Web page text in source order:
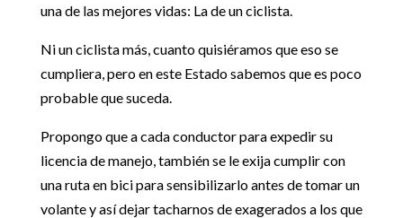
una de las mejores vidas: La de un ciclista.
Ni un ciclista más, cuanto quisiéramos que eso se
cumpliera, pero en este Estado sabemos que es poco
probable que suceda.
Propongo que a cada conductor para expedir su
licencia de manejo, también se le exija cumplir con
una ruta en bici para sensibilizarlo antes de tomar un
volante y así dejar tacharnos de exagerados a los que